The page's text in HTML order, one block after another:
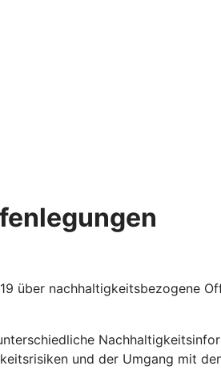
über nachhaltigkeitsbezogene
und der Umgang mit